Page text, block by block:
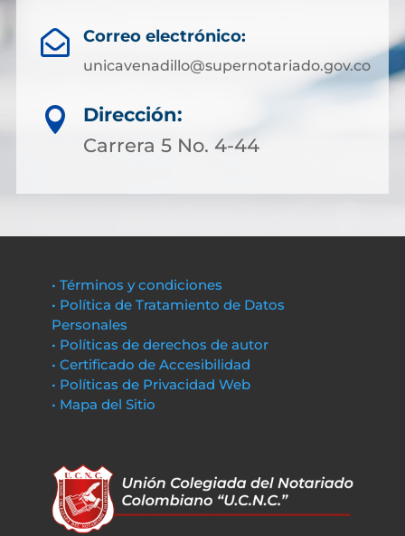
 Correo electrónico:
unicavenadillo@supernotariado.gov.co

Dirección:
Carrera 5 No. 4-44
• Términos y condiciones
• Política de Tratamiento de Datos
Personales
• Políticas de derechos de autor
• Certificado de Accesibilidad
• Políticas de Privacidad Web
• Mapa del Sitio